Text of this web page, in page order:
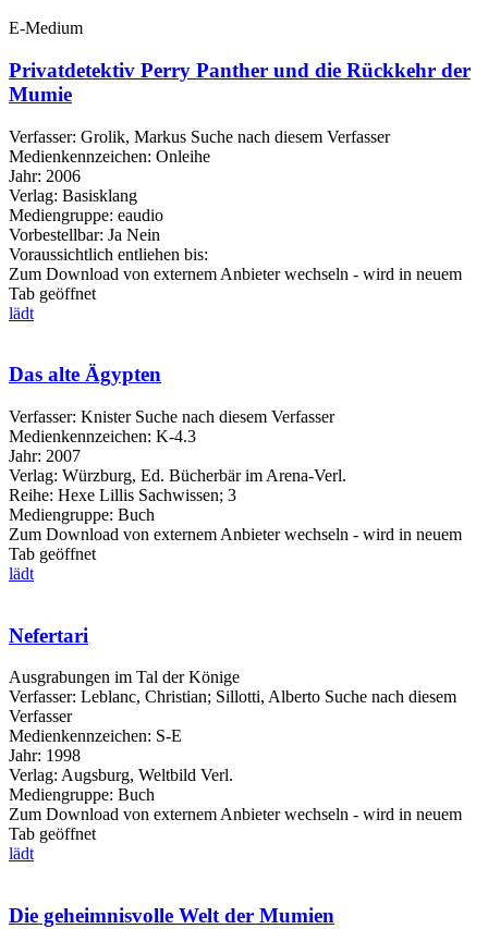
E-Medium
Privatdetektiv Perry Panther und die Rückkehr der
Mumie
Verfasser: Grolik, Markus Suche nach diesem Verfasser
Medienkennzeichen: Onleihe
Jahr: 2006
Verlag: Basisklang
Mediengruppe: eaudio
Vorbestellbar: Ja Nein
Voraussichtlich entliehen bis:
Zum Download von externem Anbieter wechseln - wird in neuem
Tab geöffnet
lädt
Das alte Ägypten
Verfasser: Knister Suche nach diesem Verfasser
Medienkennzeichen: K-4.3
Jahr: 2007
Verlag: Würzburg, Ed. Bücherbär im Arena-Verl.
Reihe: Hexe Lillis Sachwissen; 3
Mediengruppe: Buch
Zum Download von externem Anbieter wechseln - wird in neuem
Tab geöffnet
lädt
Nefertari
Ausgrabungen im Tal der Könige
Verfasser: Leblanc, Christian; Sillotti, Alberto Suche nach diesem
Verfasser
Medienkennzeichen: S-E
Jahr: 1998
Verlag: Augsburg, Weltbild Verl.
Mediengruppe: Buch
Zum Download von externem Anbieter wechseln - wird in neuem
Tab geöffnet
lädt
Die geheimnisvolle Welt der Mumien